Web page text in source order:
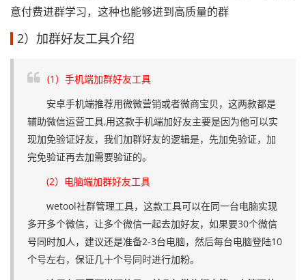
意付费进群学习，这种也能够进到高质量的群
2）加群好友工具介绍
(1）手机端加群好友工具
安卓手机端推荐用微微营销或者微商宝贝，这两款都是
辅助微信运营工具,用这款手机端加好友主要是因为他可以实
现加免验证好友，我们加群好友的逻辑是，先加免验证，加
完免验证再去加需要验证的。
(2）电脑端加群好友工具
wetool社群管理工具，这款工具可以在同一台电脑实现
多开多个微信，让多个微信一起去加好友，如果要30个微信
号同时加人，建议还是准备2-3台电脑，然后每台电脑登陆10
个号左右，保证几十个号同时进行加粉。